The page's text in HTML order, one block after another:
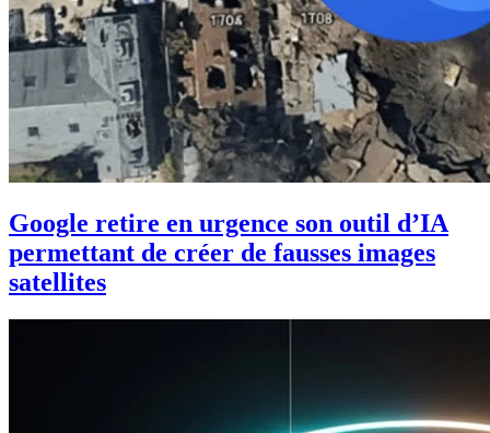
Google retire en urgence son outil d’IA
permettant de créer de fausses images
satellites